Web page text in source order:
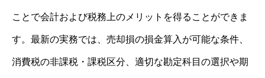
ことで会計および税務上のメリットを得ることができま
す。最新の実務では、売却損の損金算入が可能な条件、
消費税の非課税・課税区分、適切な勘定科目の選択や期